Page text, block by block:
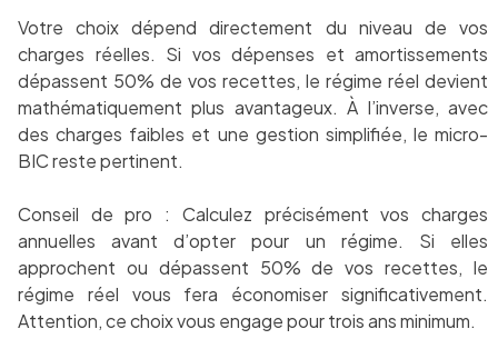
Votre choix dépend directement du niveau de vos
charges réelles. Si vos dépenses et amortissements
dépassent 50% de vos recettes, le régime réel devient
mathématiquement plus avantageux. À l’inverse, avec
des charges faibles et une gestion simplifiée, le micro-
BIC reste pertinent.
Conseil de pro : Calculez précisément vos charges
annuelles avant d’opter pour un régime. Si elles
approchent ou dépassent 50% de vos recettes, le
régime réel vous fera économiser significativement.
Attention, ce choix vous engage pour trois ans minimum.